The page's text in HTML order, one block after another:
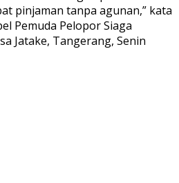
pinjaman tanpa agunan,” kata
Pemuda Pelopor Siaga
Jatake, Tangerang, Senin